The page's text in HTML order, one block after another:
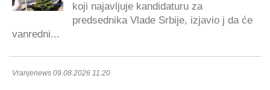
koji najavljuje kandidaturu za
predsednika Vlade Srbije, izjavio j da će
vanredni...
Vranjenews 09.08.2026 11:20